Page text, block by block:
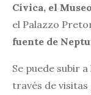
Cívica, el
el Palazzo
fuente de
Se puede subir
través de